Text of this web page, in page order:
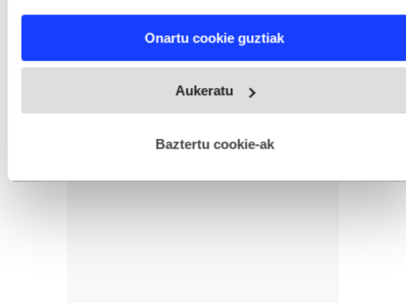
and set your preferences in thedetails section
fitxategiak erabiltzen ditu. Zure esperientzia eta zerbitzuak
esplizitua ematen diguzu.Gehiago irakurri
Onartu cookie guztiak
Aukeratu
Baztertu cookie-ak